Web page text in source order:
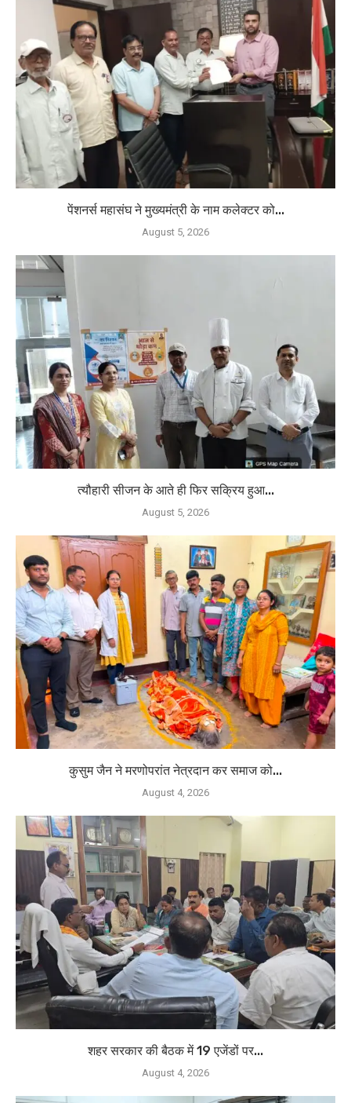
पेंशनर्स महासंघ ने मुख्यमंत्री के नाम कलेक्टर को...
August 5, 2026
त्यौहारी सीजन के आते ही फिर सक्रिय हुआ...
August 5, 2026
कुसुम जैन ने मरणोपरांत नेत्रदान कर समाज को...
August 4, 2026
शहर सरकार की बैठक में 19 एजेंडों पर...
August 4, 2026